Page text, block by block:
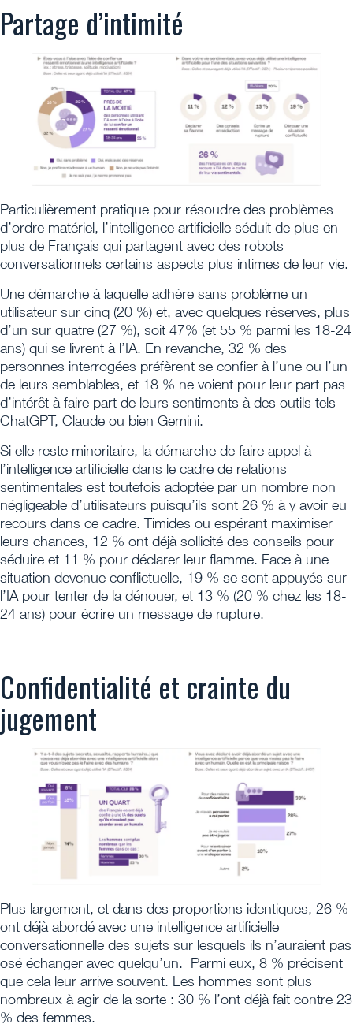
Partage d’intimité
Particulièrement pratique pour résoudre des problèmes
d’ordre matériel, l’intelligence artificielle séduit de plus en
plus de Français qui partagent avec des robots
conversationnels certains aspects plus intimes de leur vie.
Une démarche à laquelle adhère sans problème un
utilisateur sur cinq (20 %) et, avec quelques réserves, plus
d’un sur quatre (27 %), soit 47% (et 55 % parmi les 18-24
ans) qui se livrent à l’IA. En revanche, 32 % des
personnes interrogées préfèrent se confier à l’une ou l’un
de leurs semblables, et 18 % ne voient pour leur part pas
d’intérêt à faire part de leurs sentiments à des outils tels
ChatGPT, Claude ou bien Gemini.
Si elle reste minoritaire, la démarche de faire appel à
l’intelligence artificielle dans le cadre de relations
sentimentales est toutefois adoptée par un nombre non
négligeable d’utilisateurs puisqu’ils sont 26 % à y avoir eu
recours dans ce cadre. Timides ou espérant maximiser
leurs chances, 12 % ont déjà sollicité des conseils pour
séduire et 11 % pour déclarer leur flamme. Face à une
situation devenue conflictuelle, 19 % se sont appuyés sur
l’IA pour tenter de la dénouer, et 13 % (20 % chez les 18-
24 ans) pour écrire un message de rupture.
Confidentialité et crainte du
jugement
Plus largement, et dans des proportions identiques, 26 %
ont déjà abordé avec une intelligence artificielle
conversationnelle des sujets sur lesquels ils n’auraient pas
osé échanger avec quelqu’un. Parmi eux, 8 % précisent
que cela leur arrive souvent. Les hommes sont plus
nombreux à agir de la sorte : 30 % l’ont déjà fait contre 23
% des femmes.